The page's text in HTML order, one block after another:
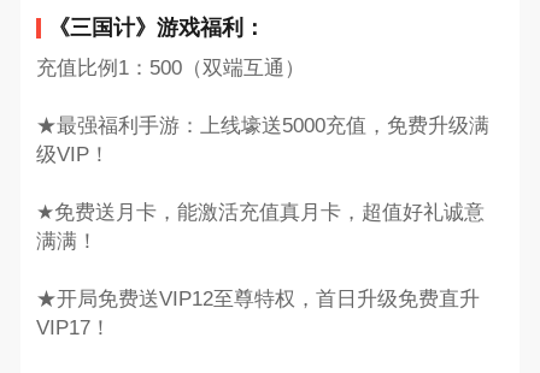
《三国计》游戏福利：
充值比例1：500（双端互通）
★最强福利手游：上线壕送5000充值，免费升级满
级VIP！
★免费送月卡，能激活充值真月卡，超值好礼诚意
满满！
★开局免费送VIP12至尊特权，首日升级免费直升
VIP17！